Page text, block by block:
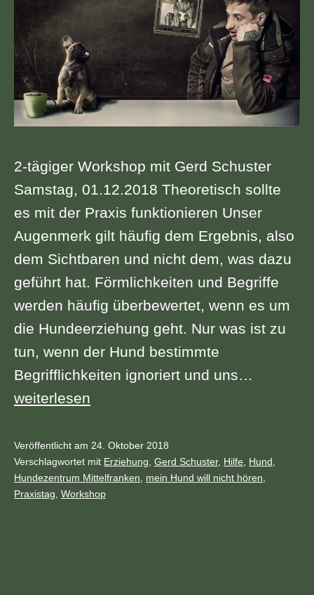
2-tägiger Workshop mit Gerd Schuster
Samstag, 01.12.2018 Theoretisch sollte
es mit der Praxis funktionieren Unser
Augenmerk gilt häufig dem Ergebnis, also
dem Sichtbaren und nicht dem, was dazu
geführt hat. Förmlichkeiten und Begriffe
werden häufig überbewertet, wenn es um
die Hundeerziehung geht. Nur was ist zu
tun, wenn der Hund bestimmte
Begrifflichkeiten ignoriert und uns…
Sa
–
So
02.12.2018
weiterlesen
Veröffentlicht am 24. Oktober 2018
Kategorisiert
als
Archiv
Verschlagwortet mit Erziehung, Gerd Schuster, Hilfe, Hund,
Hundezentrum Mittelfranken, mein Hund will nicht hören,
Praxistag, Workshop